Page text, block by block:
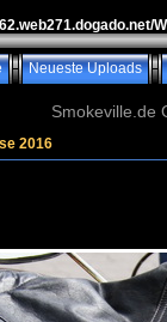
Neueste Uploads
Smokeville.de
2016